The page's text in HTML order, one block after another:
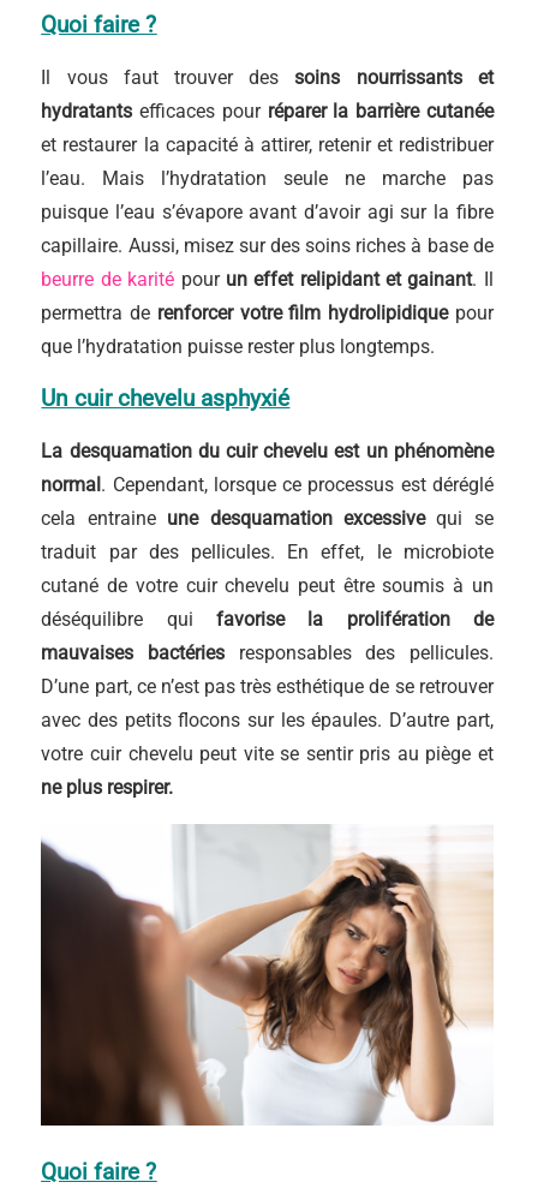
Quoi faire ?
Il vous faut trouver des soins nourrissants et
hydratants efficaces pour réparer la barrière cutanée
et restaurer la capacité à attirer, retenir et redistribuer
l’eau. Mais l’hydratation seule ne marche pas
puisque l’eau s’évapore avant d’avoir agi sur la fibre
capillaire. Aussi, misez sur des soins riches à base de
beurre de karité pour un effet relipidant et gainant. Il
permettra de renforcer votre film hydrolipidiquepour
que l’hydratation puisse rester plus longtemps.
Un cuir chevelu asphyxié
La desquamation du cuir chevelu est un phénomène
normal. Cependant, lorsque ce processus est déréglé
cela entraine une desquamation excessivequi se
traduit par des pellicules. En effet, le microbiote
cutané de votre cuir chevelu peut être soumis à un
déséquilibre qui favorise la prolifération de
mauvaises bactéries responsables des pellicules.
D’une part, ce n’est pas très esthétique de se retrouver
avec des petits flocons sur les épaules. D’autre part,
votre cuir chevelu peut vite se sentir pris au piège et
ne plus respirer.
Quoi faire ?